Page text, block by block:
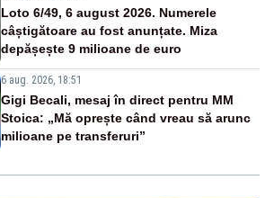
Loto 6/49, 6 august 2026. Numerele
câștigătoare au fost anunțate. Miza
depășește 9 milioane de euro
6 aug. 2026, 18:51
Gigi Becali, mesaj în direct pentru MM
Stoica: „Mă oprește când vreau să arunc
milioane pe transferuri”